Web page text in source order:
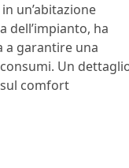
un’abitazione
dell’impianto, ha
a garantire una
Un
comfort